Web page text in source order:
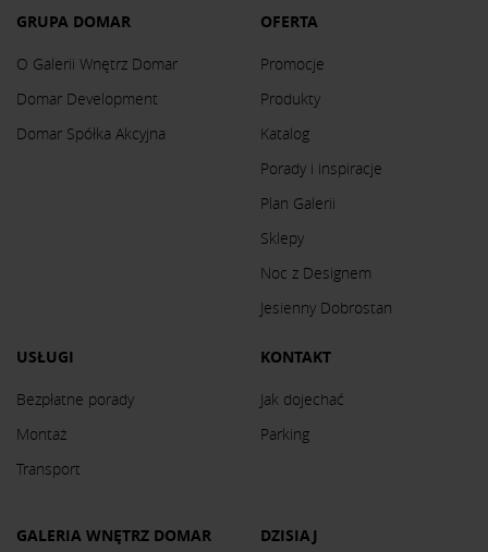
GRUPA DOMAR
O Galerii Wnętrz Domar
Domar Development
Domar Spółka Akcyjna
OFERTA
Promocje
Produkty
Katalog
Porady i inspiracje
Plan Galerii
Sklepy
Noc z Designem
Jesienny Dobrostan
USŁUGI
Bezpłatne porady
Montaż
Transport
KONTAKT
Jak dojechać
Parking
GALERIA WNĘTRZ DOMAR DZISIAJ